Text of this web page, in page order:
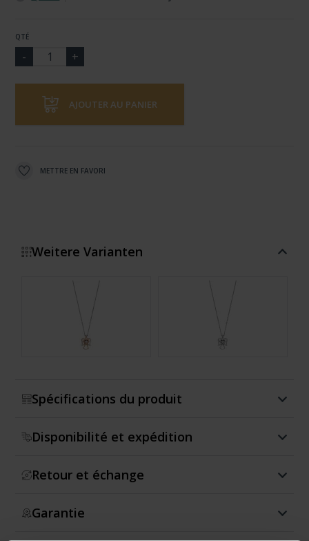
QTÉ
AJOUTER AU PANIER
METTRE EN FAVORI
Weitere Varianten
Spécifications du produit
Disponibilité et expédition
Retour et échange
Garantie